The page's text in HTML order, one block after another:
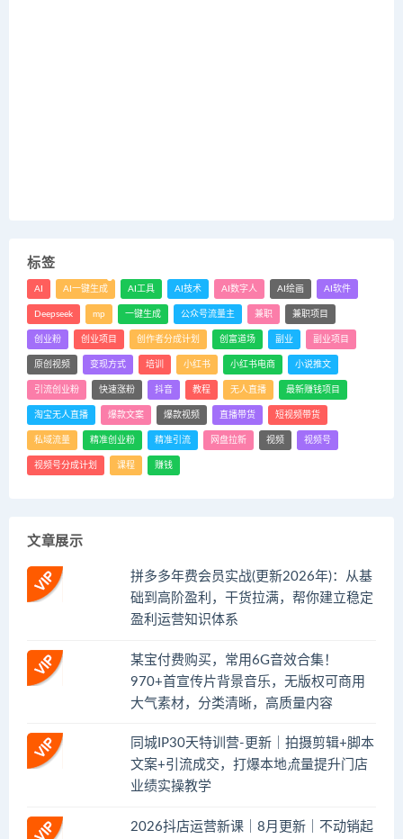
标签
AI AI一键生成 AI工具 AI技术 AI数字人 AI绘画 AI软件
Deepseek mp 一键生成 公众号流量主 兼职 兼职项目
创业粉 创业项目 创作者分成计划 创富道场 副业 副业项目
原创视频 变现方式 培训 小红书 小红书电商 小说推文
引流创业粉 快速涨粉 抖音 教程 无人直播 最新赚钱项目
淘宝无人直播 爆款文案 爆款视频 直播带货 短视频带货
私域流量 精准创业粉 精准引流 网盘拉新 视频 视频号
视频号分成计划 课程 赚钱
文章展示
拼多多年费会员实战(更新2026年)：从基
础到高阶盈利，干货拉满，帮你建立稳定
盈利运营知识体系
某宝付费购买，常用6G音效合集！
970+首宣传片背景音乐，无版权可商用
大气素材，分类清晰，高质量内容
同城IP30天特训营-更新｜拍摄剪辑+脚本
文案+引流成交，打爆本地流量提升门店
业绩实操教学
2026抖店运营新课｜8月更新｜不动销起